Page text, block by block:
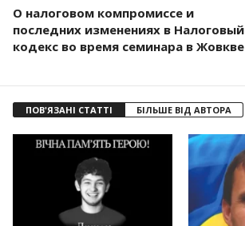
О налоговом компромиссе и
последних изменениях в Налоговый
кодекс во время семинара в Жовкве
ПОВ'ЯЗАНІ СТАТТІ БІЛЬШЕ ВІД АВТОРА